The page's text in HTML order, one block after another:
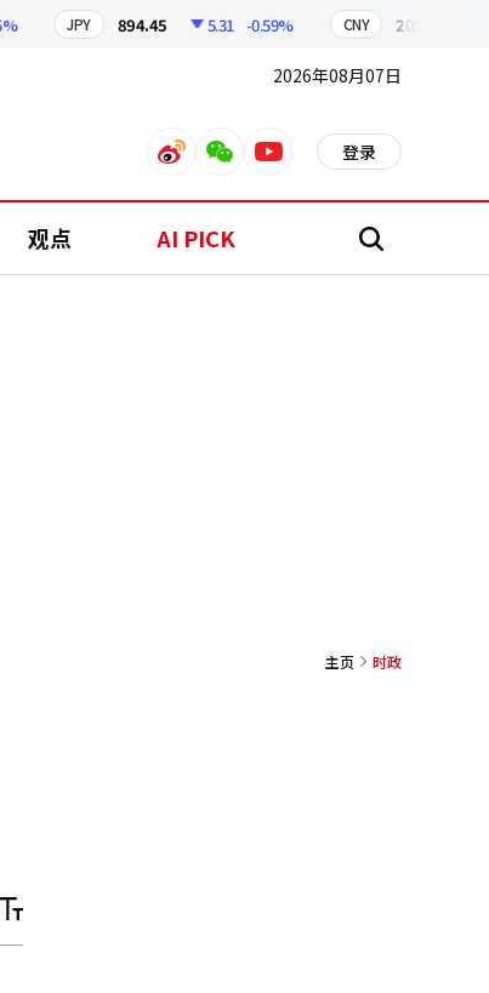
JPY 894.45 5.31 -0.59% CNY 209.95
2026年08月07日
weiboweixinyoutube 登录
观点 AI PICK 搜
主页 时政
调
大